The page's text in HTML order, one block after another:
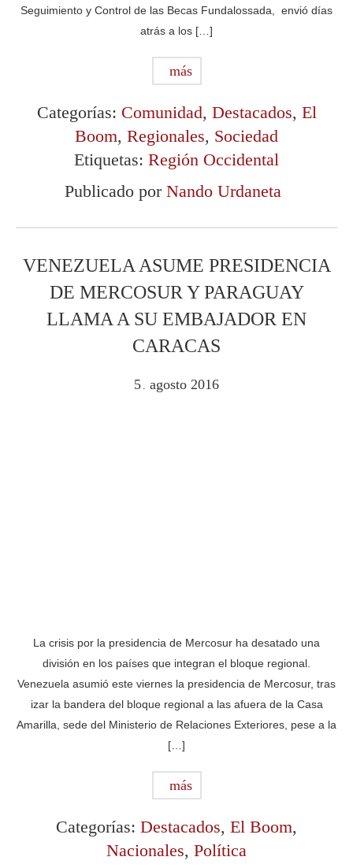
Seguimiento y Control de las Becas Fundalossada, envió días
atrás a los […]
más
Categorías: Comunidad, Destacados, El
Boom, Regionales, Sociedad
Etiquetas: Región Occidental
Publicado por Nando Urdaneta
VENEZUELA ASUME PRESIDENCIA
DE MERCOSUR Y PARAGUAY
LLAMA A SU EMBAJADOR EN
CARACAS
5 agosto 2016
La crisis por la presidencia de Mercosur ha desatado una
división en los países que integran el bloque regional.
Venezuela asumió este viernes la presidencia de Mercosur, tras
izar la bandera del bloque regional a las afuera de la Casa
Amarilla, sede del Ministerio de Relaciones Exteriores, pese a la
[…]
más
Categorías: Destacados, El Boom,
Nacionales, Política